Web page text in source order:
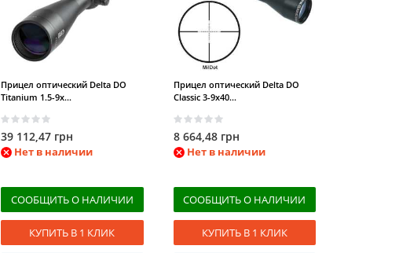
Прицел оптический Delta DO
Titanium 1.5-9x...
39 112,47 грн
Нет в наличии
СООБЩИТЬ О НАЛИЧИИ
КУПИТЬ В 1 КЛИК
Прицел оптический Delta DO
Classic 3-9x40...
8 664,48 грн
Нет в наличии
СООБЩИТЬ О НАЛИЧИИ
КУПИТЬ В 1 КЛИК